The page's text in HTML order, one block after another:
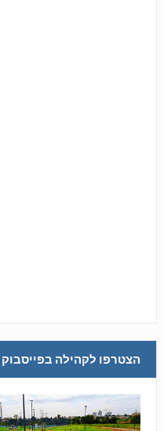
הצטרפו לקהילה בפייסבוק